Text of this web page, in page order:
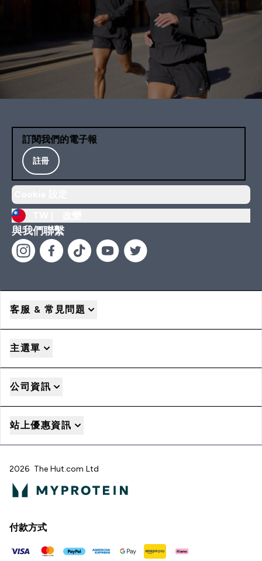
訂閱我們的電子報
註冊
與我們聯繫
客服 & 常見問題
主選單
公司資訊
站上優惠資訊
2026 The Hut.com Ltd
付款方式